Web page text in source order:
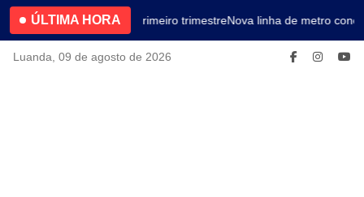
ÚLTIMA HORA4.2% no primeiro trimestreNova linha de metro
Luanda, 09 de agosto de 2026